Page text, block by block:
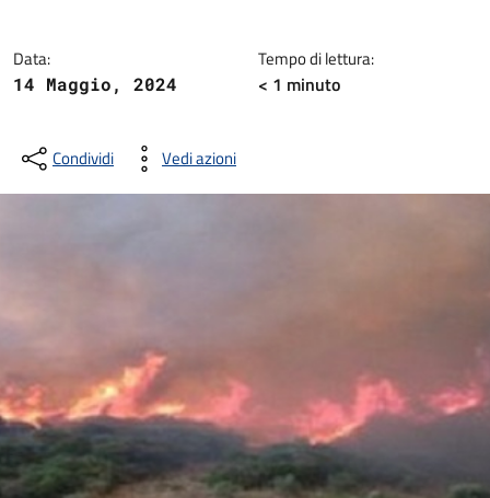
Data:
14 Maggio, 2024
Tempo di lettura:
< 1 minuto
Condividi Vedi azioni